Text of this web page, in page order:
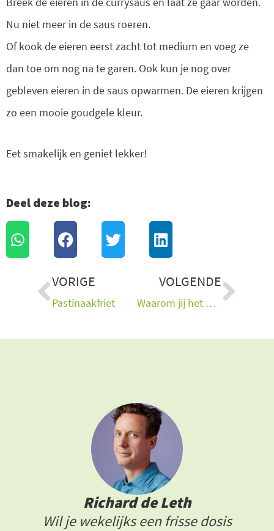
Nu niet meer in de saus roeren.
Of kook de eieren eerst zacht tot medium en voeg ze
dan toe om nog na te garen. Ook kun je nog over
gebleven eieren in de saus opwarmen. De eieren krijgen
zo een mooie goudgele kleur.
Eet smakelijk en geniet lekker!
Deel deze blog:
Vorige
VORIGE
Pastinaakfriet
VOLGENDE
Waarom jij het op gezondheidsgebied zelf moet uitzoeken
Richard de Leth
Wil je wekelijks een frisse dosis